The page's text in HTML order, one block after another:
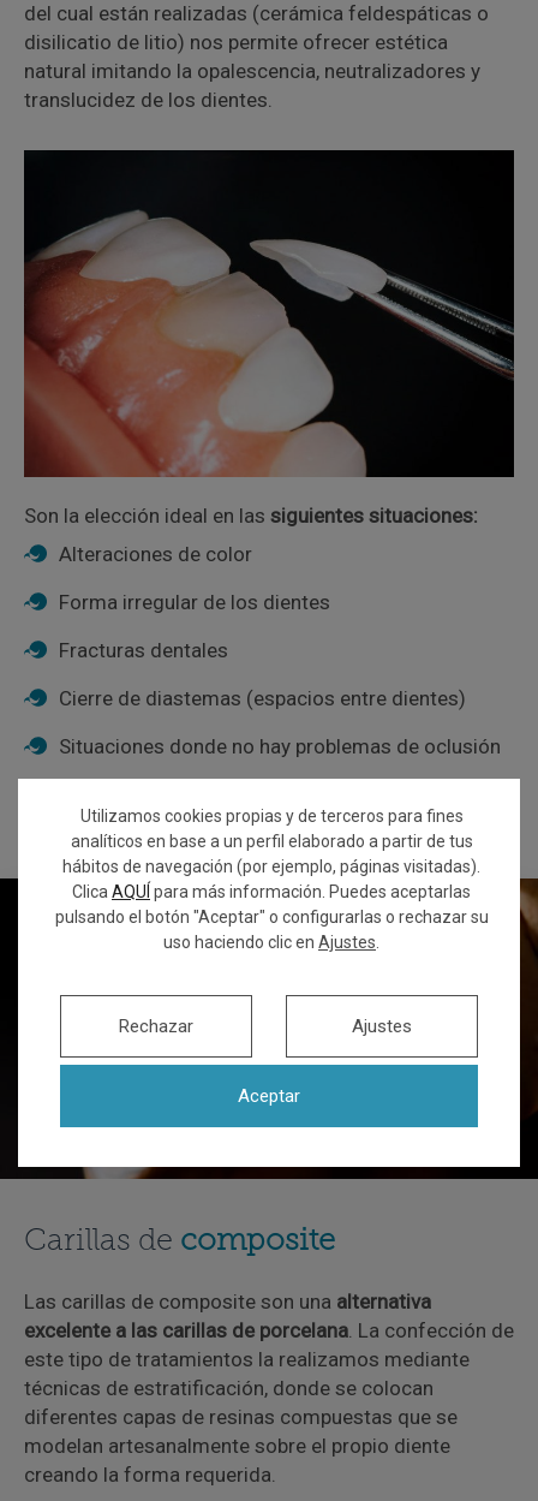
del cual están realizadas (cerámica feldespáticas o
disilicatio de litio) nos permite ofrecer estética
natural imitando la opalescencia, neutralizadores y
translucidez de los dientes.
Son la elección ideal en las siguientes situaciones:
Alteraciones de color
Forma irregular de los dientes
Fracturas dentales
Cierre de diastemas (espacios entre dientes)
Situaciones donde no hay problemas de oclusión
al blanqueamiento dental (ver blanqueamiento)
Carillas de composite
Las carillas de composite son una alternativa
excelente a las carillas de porcelana . La confección de
este tipo de tratamientos la realizamos mediante
técnicas de estratificación, donde se colocan
diferentes capas de resinas compuestas que se
modelan artesanalmente sobre el propio diente
creando la forma requerida.
Utilizamos cookies propias y de terceros para fines
analíticos en base a un perfil elaborado a partir de tus
hábitos de navegación (por ejemplo, páginas visitadas).
Clica AQUÍ para más información. Puedes aceptarlas
pulsando el botón "Aceptar" o configurarlas o rechazar su
uso haciendo clic en Ajustes
Aceptar
Rechazar Ajustes